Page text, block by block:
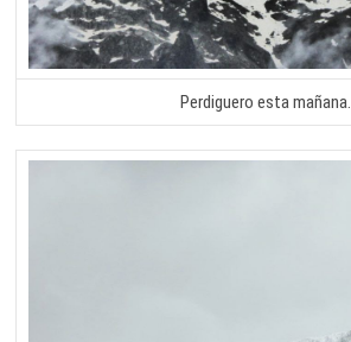
Perdiguero esta mañana.